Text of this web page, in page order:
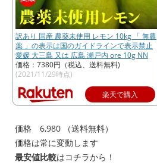
訳あり 国産 農薬未使用 レモン 10kg 「 無農
薬 」の表示は国のガイドラインで表示禁止
愛媛 大三島 又は 広島 瀬戸内 ore 10g NN
価格：7380円（税込、送料無料)
(2021/11/29時点)
楽天で購入
価格 6,980 （送料無料）
価格は常に変動します
最安値比較はコチラから！